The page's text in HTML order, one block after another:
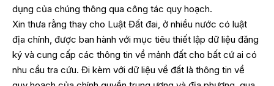
dụng của chúng thông qua công tác quy hoạch.
Xin thưa rằng thay cho Luật Đất đai, ở nhiều nước có luật
địa chính, được ban hành với mục tiêu thiết lập dữ liệu đăng
ký và cung cấp các thông tin về mảnh đất cho bất cứ ai có
nhu cầu tra cứu. Đi kèm với dữ liệu về đất là thông tin về